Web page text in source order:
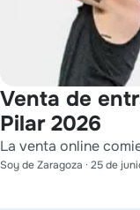
Venta de
Pilar 2026
La venta online
Soy de Zaragoza · 25 de